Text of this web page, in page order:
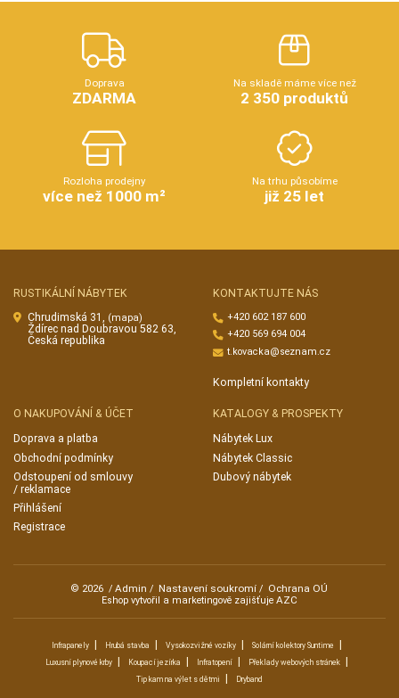
Doprava
ZDARMA
Na skladě máme více než
2 350 produktů
Rozloha prodejny
více než 1000 m²
Na trhu působíme
již 25 let
RUSTIKÁLNÍ NÁBYTEK
Chrudimská 31, (mapa)
Ždírec nad Doubravou 582 63,
Česká republika
KONTAKTUJTE NÁS
+420 602 187 600
+420 569 694 004
t.kovacka@seznam.cz
Kompletní kontakty
O NAKUPOVÁNÍ & ÚČET
Doprava a platba
Obchodní podmínky
Odstoupení od smlouvy
/ reklamace
Přihlášení
Registrace
KATALOGY & PROSPEKTY
Nábytek Lux
Nábytek Classic
Dubový nábytek
© 2026 / Admin / Nastavení soukromí / Ochrana OÚ
Eshop vytvořil a marketingově zajišťuje AZC
Infrapanely | Hrubá stavba | Vysokozvižné vozíky | Solární kolektory Suntime |
Luxusní plynové krby | Koupací jezírka | Infratopení | Překlady webových stránek |
Tip kam na výlet s dětmi | Dryband